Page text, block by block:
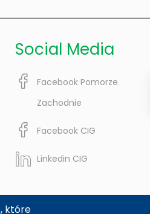
które
Social Media
Facebook Pomorze
Zachodnie
Facebook CIG
Linkedin CIG